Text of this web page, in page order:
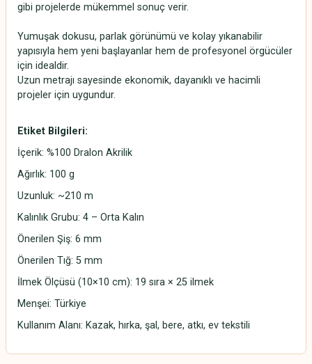
gibi projelerde mükemmel sonuç verir.
Yumuşak dokusu, parlak görünümü ve kolay yıkanabilir
yapısıyla hem yeni başlayanlar hem de profesyonel örgücüler
için idealdir.
Uzun metrajı sayesinde ekonomik, dayanıklı ve hacimli
projeler için uygundur.
Etiket Bilgileri:
İçerik: %100 Dralon Akrilik
Ağırlık: 100 g
Uzunluk: ~210 m
Kalınlık Grubu: 4 – Orta Kalın
Önerilen Şiş: 6 mm
Önerilen Tığ: 5 mm
İlmek Ölçüsü (10×10 cm): 19 sıra × 25 ilmek
Menşei: Türkiye
Kullanım Alanı: Kazak, hırka, şal, bere, atkı, ev tekstili